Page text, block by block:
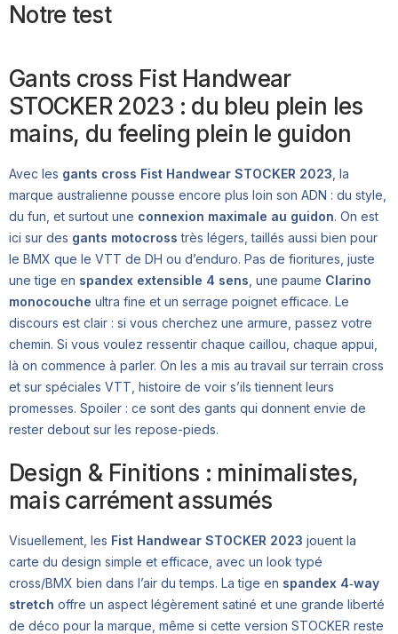
Notre test
Gants cross Fist Handwear
STOCKER 2023 : du bleu plein les
mains, du feeling plein le guidon
Avec les gants cross Fist Handwear STOCKER 2023 , la
marque australienne pousse encore plus loin son ADN : du style,
du fun, et surtout une connexion maximale au guidon. On est
ici sur des gants motocross très légers, taillés aussi bien pour
le BMX que le VTT de DH ou d’enduro. Pas de fioritures, juste
une tige en spandex extensible 4 sens , une paume Clarino
monocouche ultra fine et un serrage poignet efficace. Le
discours est clair : si vous cherchez une armure, passez votre
chemin. Si vous voulez ressentir chaque caillou, chaque appui,
là on commence à parler. On les a mis au travail sur terrain cross
et sur spéciales VTT, histoire de voir s’ils tiennent leurs
promesses. Spoiler : ce sont des gants qui donnent envie de
rester debout sur les repose-pieds.
Design & Finitions : minimalistes,
mais carrément assumés
Visuellement, les Fist Handwear STOCKER 2023 jouent la
carte du design simple et efficace, avec un look typé
cross/BMX bien dans l’air du temps. La tige en spandex 4‑way
stretch offre un aspect légèrement satiné et une grande liberté
de déco pour la marque, même si cette version STOCKER reste